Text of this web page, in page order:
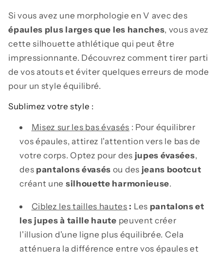
Si vous avez une morphologie en V avec des
épaules plus larges que les hanches, vous avez
cette silhouette athlétique qui peut être
impressionnante. Découvrez comment tirer parti
de vos atouts et éviter quelques erreurs de mode
pour un style équilibré.
Sublimez votre style :
Misez sur les bas évasés : Pour équilibrer
vos épaules, attirez l'attention vers le bas de
votre corps. Optez pour des jupes évasées,
des pantalons évasés ou des jeans bootcut
créant une silhouette harmonieuse.
Ciblez les tailles hautes : Les pantalons et
les jupes à taille haute peuvent créer
l'illusion d'une ligne plus équilibrée. Cela
atténuera la différence entre vos épaules et